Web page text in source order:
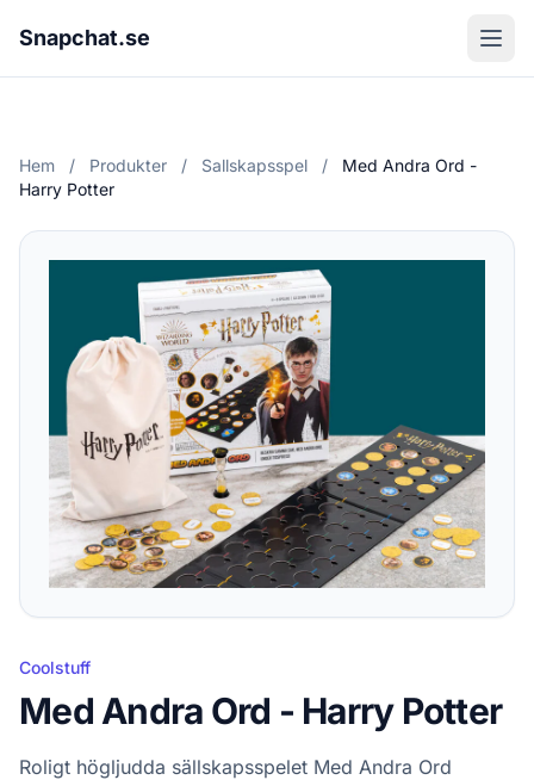
Snapchat.se
Hem / Produkter / Sallskapsspel /
Med Andra Ord -
Harry Potter
Coolstuff
Med Andra Ord - Harry Potter
Roligt högljudda sällskapsspelet Med Andra Ord